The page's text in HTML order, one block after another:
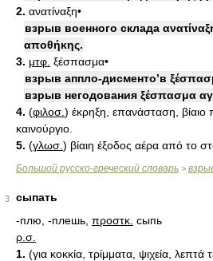
2. ανατίναξη•
взрыв военного склада
αποθήκης.
3. μτφ. ξέσπασμα•
взрыв аппло-дисменто’в
взрыв негодования ξέσπασμα
4. (φιλοσ. ) έκρηξη, επανάσταση,
καινούργιο.
5. (γλωσ. ) βίαιη έξοδος αέρα από το
Большой русско-греческий словарь >
3
сыпать
-плю, -плешь, προστκ. сыпь
ρ.σ.
1. (για κοκκία, τρίμματα, ψιχεία, λεπτά